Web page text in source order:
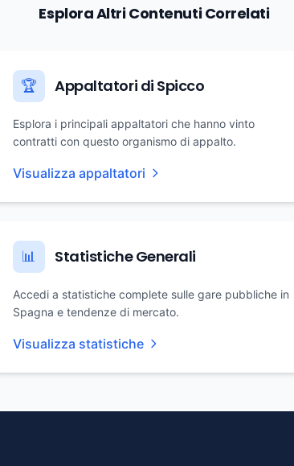
Esplora Altri Contenuti Correlati
🏆 Appaltatori di Spicco
Esplora i principali appaltatori che hanno vinto
contratti con questo organismo di appalto.
Visualizza appaltatori
📊 Statistiche Generali
Accedi a statistiche complete sulle gare pubbliche in
Spagna e tendenze di mercato.
Visualizza statistiche